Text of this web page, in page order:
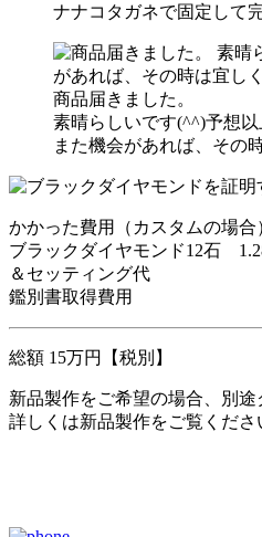
ナナコタガネで固定して
商品届きました。
素晴らしいです(^^)予想以
また機会があれば、その
かかった費用（カスタムの場合
ブラックダイヤモンド12石
＆セッティング代
鑑別書取得費用 ＝
総額 15万円【税別】
新品製作をご希望の場合、別途
詳しくは新品製作をご覧くださ